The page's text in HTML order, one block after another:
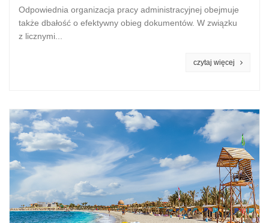
Odpowiednia organizacja pracy administracyjnej obejmuje
także dbałość o efektywny obieg dokumentów. W związku
z licznymi...